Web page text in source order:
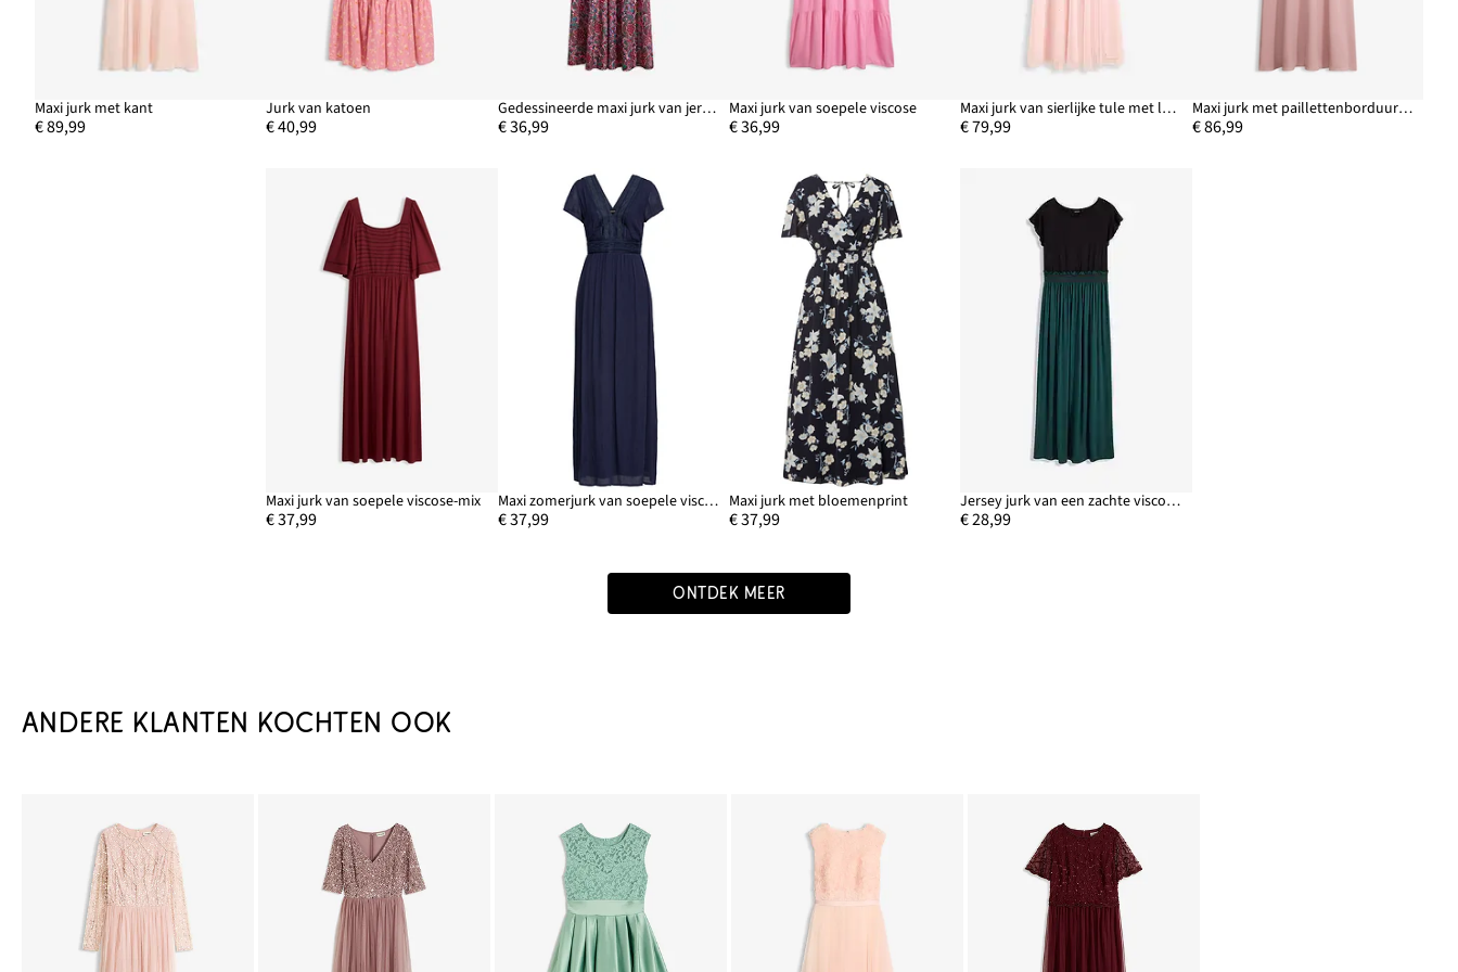
Maxi jurk met kant
€ 89,99
Jurk van katoen
€ 40,99
Gedessineerde maxi jurk van jersey
€ 36,99
Maxi jurk van soepele viscose
€ 36,99
Maxi jurk van sierlijke tule met lovertjesborduursel
€ 79,99
Maxi jurk met paillettenborduurwerk
€ 86,99
Maxi jurk van soepele viscose-mix
€ 37,99
Maxi zomerjurk van soepele viscose
€ 37,99
Maxi jurk met bloemenprint
€ 37,99
Jersey jurk van een zachte viscosemix
€ 28,99
ONTDEK MEER
ANDERE KLANTEN KOCHTEN OOK